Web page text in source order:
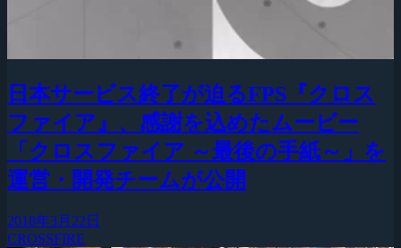
日本サービス終了が迫るFPS『クロス
ファイア』、感謝を込めたムービー
「クロスファイア ～最後の手紙～」を
運営・開発チームが公開
2018年3月22日
CROSSFIRE